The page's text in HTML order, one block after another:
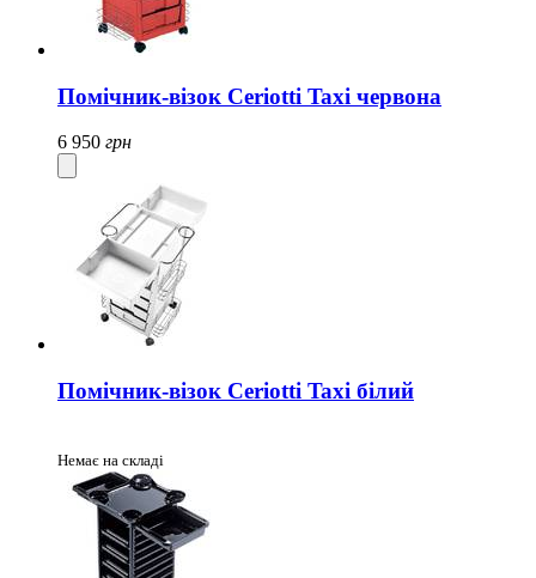
Помічник-візок Ceriotti Taxi червона
6 950 грн
Помічник-візок Ceriotti Taxi білий
Немає на складі